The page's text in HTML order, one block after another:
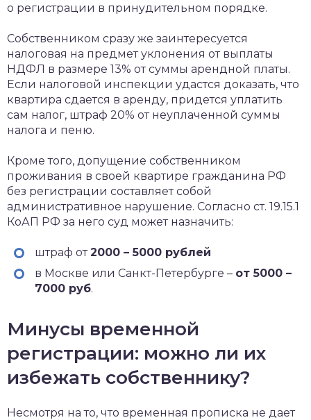
о регистрации в принудительном порядке.
Собственником сразу же заинтересуется
налоговая на предмет уклонения от выплаты
НДФЛ в размере 13% от суммы арендной платы.
Если налоговой инспекции удастся доказать, что
квартира сдается в аренду, придется уплатить
сам налог, штраф 20% от неуплаченной суммы
налога и пеню.
Кроме того, допущение собственником
проживания в своей квартире гражданина РФ
без регистрации составляет собой
административное нарушение. Согласно ст. 19.15.1
КоАП РФ за него суд может назначить:
штраф от2000 – 5000 рублей
в Москве или Санкт-Петербурге – от 5000 –
7000 руб.
Минусы временной
регистрации: можно ли их
избежать собственнику?
Несмотря на то, что временная прописка не дает